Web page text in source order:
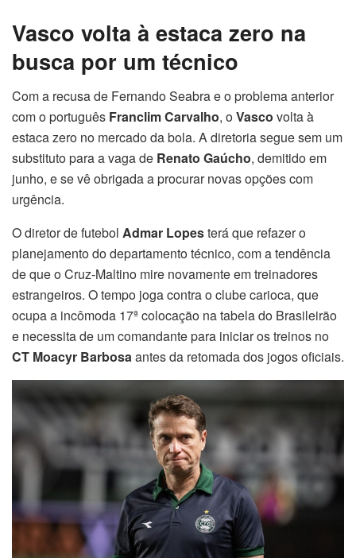
Vasco volta à estaca zero na
busca por um técnico
Com a recusa de Fernando Seabra e o problema anterior
com o português Franclim Carvalho, oVasco volta à
estaca zero no mercado da bola. A diretoria segue sem um
substituto para a vaga de Renato Gaúcho, demitido em
junho, e se vê obrigada a procurar novas opções com
urgência.
O diretor de futebol Admar Lopesterá que refazer o
planejamento do departamento técnico, com a tendência
de que o Cruz-Maltino mire novamente em treinadores
estrangeiros. O tempo joga contra o clube carioca, que
ocupa a incômoda 17ª colocação na tabela do Brasileirão
e necessita de um comandante para iniciar os treinos no
CT Moacyr Barbosaantes da retomada dos jogos oficiais.